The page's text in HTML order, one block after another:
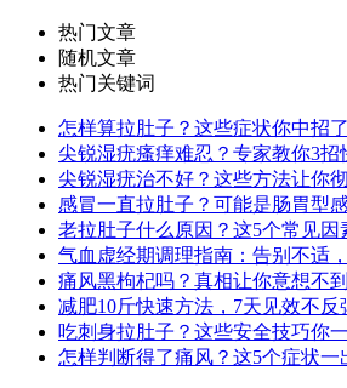
热门文章
随机文章
热门关键词
怎样算拉肚子？这些症状你中招
尖锐湿疣瘙痒难忍？专家教你3招
尖锐湿疣治不好？这些方法让你
感冒一直拉肚子？可能是肠胃型
老拉肚子什么原因？这5个常见因
气血虚经期调理指南：告别不适
痛风黑枸杞吗？真相让你意想不到
减肥10斤快速方法，7天见效不反
吃刺身拉肚子？这些安全技巧你
怎样判断得了痛风？这5个症状一